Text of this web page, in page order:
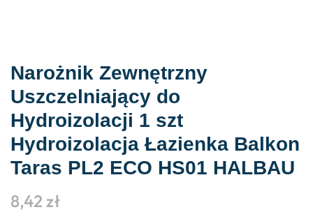
Narożnik Zewnętrzny
Uszczelniający do
Hydroizolacji 1 szt
Hydroizolacja Łazienka Balkon
Taras PL2 ECO HS01 HALBAU
8,42 zł